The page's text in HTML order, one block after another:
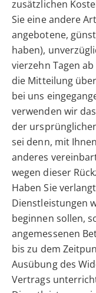
zusätzlichen
Sie eine andere
angebotene,
haben),
vierzehn Tagen
die Mitteilung
bei uns
verwenden wir
der
sei denn, mit
anderes
wegen dieser
Haben Sie
Dienstleistungen
beginnen sollen,
angemessenen
bis zu dem
Ausübung des
Vertrags